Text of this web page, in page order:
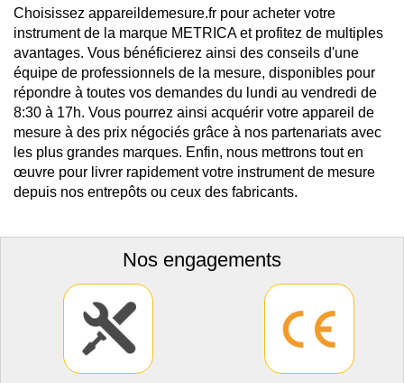
Choisissez appareildemesure.fr pour acheter votre
instrument de la marque METRICA et profitez de multiples
avantages. Vous bénéficierez ainsi des conseils d'une
équipe de professionnels de la mesure, disponibles pour
répondre à toutes vos demandes du lundi au vendredi de
8:30 à 17h. Vous pourrez ainsi acquérir votre appareil de
mesure à des prix négociés grâce à nos partenariats avec
les plus grandes marques. Enfin, nous mettrons tout en
œuvre pour livrer rapidement votre instrument de mesure
depuis nos entrepôts ou ceux des fabricants.
Nos engagements